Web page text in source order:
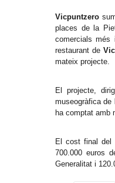
Vicpuntzero
places de la
comercials més
restaurant de
mateix projecte.
El projecte,
museogràfica de
ha comptat amb
El cost final del
700.000 euros
Generalitat i